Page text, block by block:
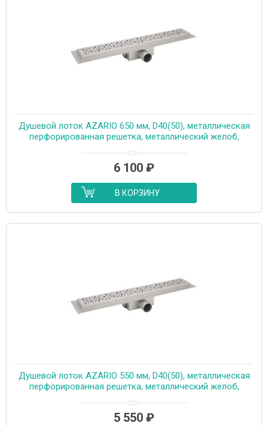
Душевой лоток AZARIO 650 мм, D40(50), металлическая
перфорированная решетка, металлический желоб,
6 100 ₽
В КОРЗИНУ
Душевой лоток AZARIO 550 мм, D40(50), металлическая
перфорированная решетка, металлический желоб,
5 550 ₽